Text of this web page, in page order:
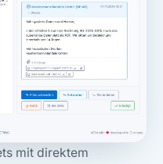
mit direktem